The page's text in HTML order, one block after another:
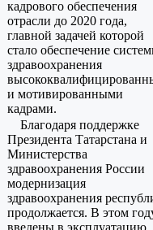
кадрового обеспечения
отрасли до 2020 года,
главной задачей которой
стало обеспечение
здравоохранения
и мотивированными
кадрами.
Благодаря поддержке
Президента Татарстана и
Министерства
здравоохранения России
модернизация
здравоохранения
продолжается. В этом
введены в эксплуатацию